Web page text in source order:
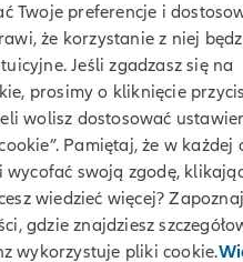
Twoje preferencje i
że korzystanie z niej
Jeśli zgadzasz się na
prosimy o kliknięcie
wolisz dostosować
Pamiętaj, że w każdej
wycofać swoją zgodę,
wiedzieć więcej?
gdzie znajdziesz
wykorzystuje pliki cookie.